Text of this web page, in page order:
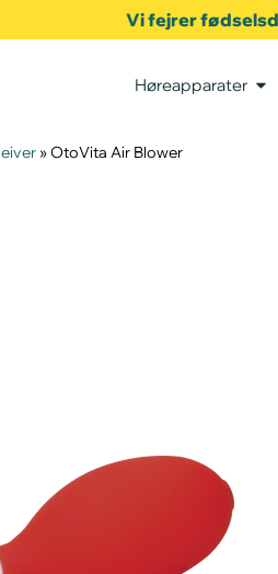
Vi fejrer
Høreapparater
»OtoVita Air Blower